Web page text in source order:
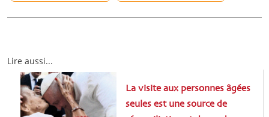
Lire aussi...
La visite aux personnes âgées
seules est une source de